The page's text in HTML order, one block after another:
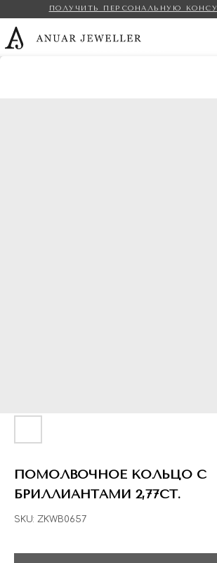
ПОЛУЧИТЬ ПЕРСОНАЛЬНУЮ
ПОМОЛВОЧНОЕ КОЛЬЦО С
БРИЛЛИАНТАМИ 2,77CT.
SKU: ZKWB0657